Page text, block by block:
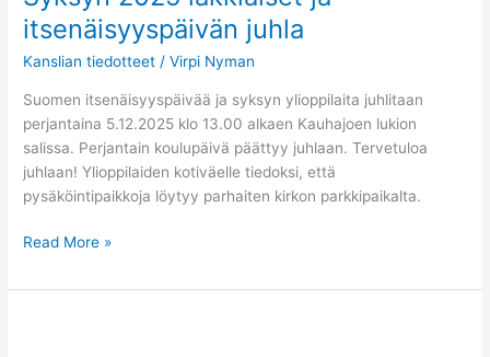
itsenäisyyspäivän juhla
Kanslian tiedotteet /Virpi Nyman
Suomen itsenäisyyspäivää ja syksyn ylioppilaita juhlitaan
perjantaina 5.12.2025 klo 13.00 alkaen Kauhajoen lukion
salissa. Perjantain koulupäivä päättyy juhlaan. Tervetuloa
juhlaan! Ylioppilaiden kotiväelle tiedoksi, että
pysäköintipaikkoja löytyy parhaiten kirkon parkkipaikalta.
ja
itsenäisyyspäivän
juhla
Read More »